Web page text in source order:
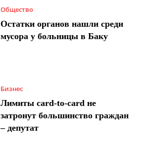
Общество
Остатки органов нашли среди
мусора у больницы в Баку
Бизнес
Лимиты card-to-card не
затронут большинство граждан
– депутат